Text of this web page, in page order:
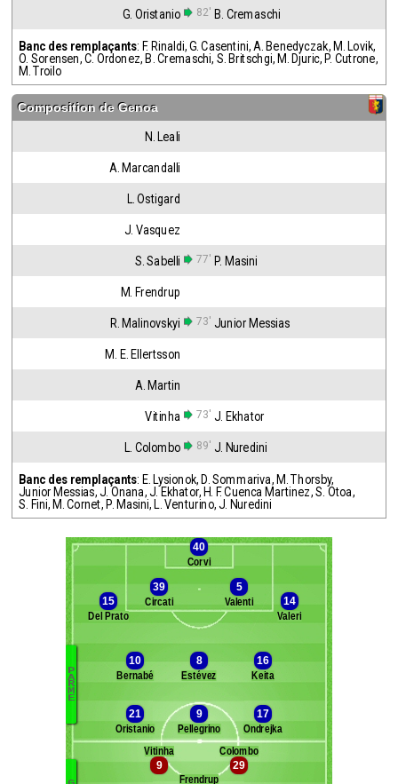
G. Oristanio 82' B. Cremaschi
Banc des remplaçants: F. Rinaldi,G. Casentini, A. Benedyczak, M. Lovik,
O. Sorensen,C. Ordonez, B. Cremaschi, S. Britschgi, M. Djuric, P. Cutrone,
M. Troilo
Composition deGenoa
N. Leali
A. Marcandalli
L. Ostigard
J. Vasquez
S. Sabelli 77' P. Masini
M. Frendrup
R. Malinovskyi 73' Junior Messias
M. E. Ellertsson
A. Martin
Vitinha 73' J. Ekhator
L. Colombo 89' J. Nuredini
Banc des remplaçants: E. Lysionok, D. Sommariva, M. Thorsby,
Junior Messias,J. Onana,J. Ekhator, H. F. Cuenca Martinez,S. Otoa,
S. Fini, M. Cornet, P. Masini, L. Venturino,J. Nuredini